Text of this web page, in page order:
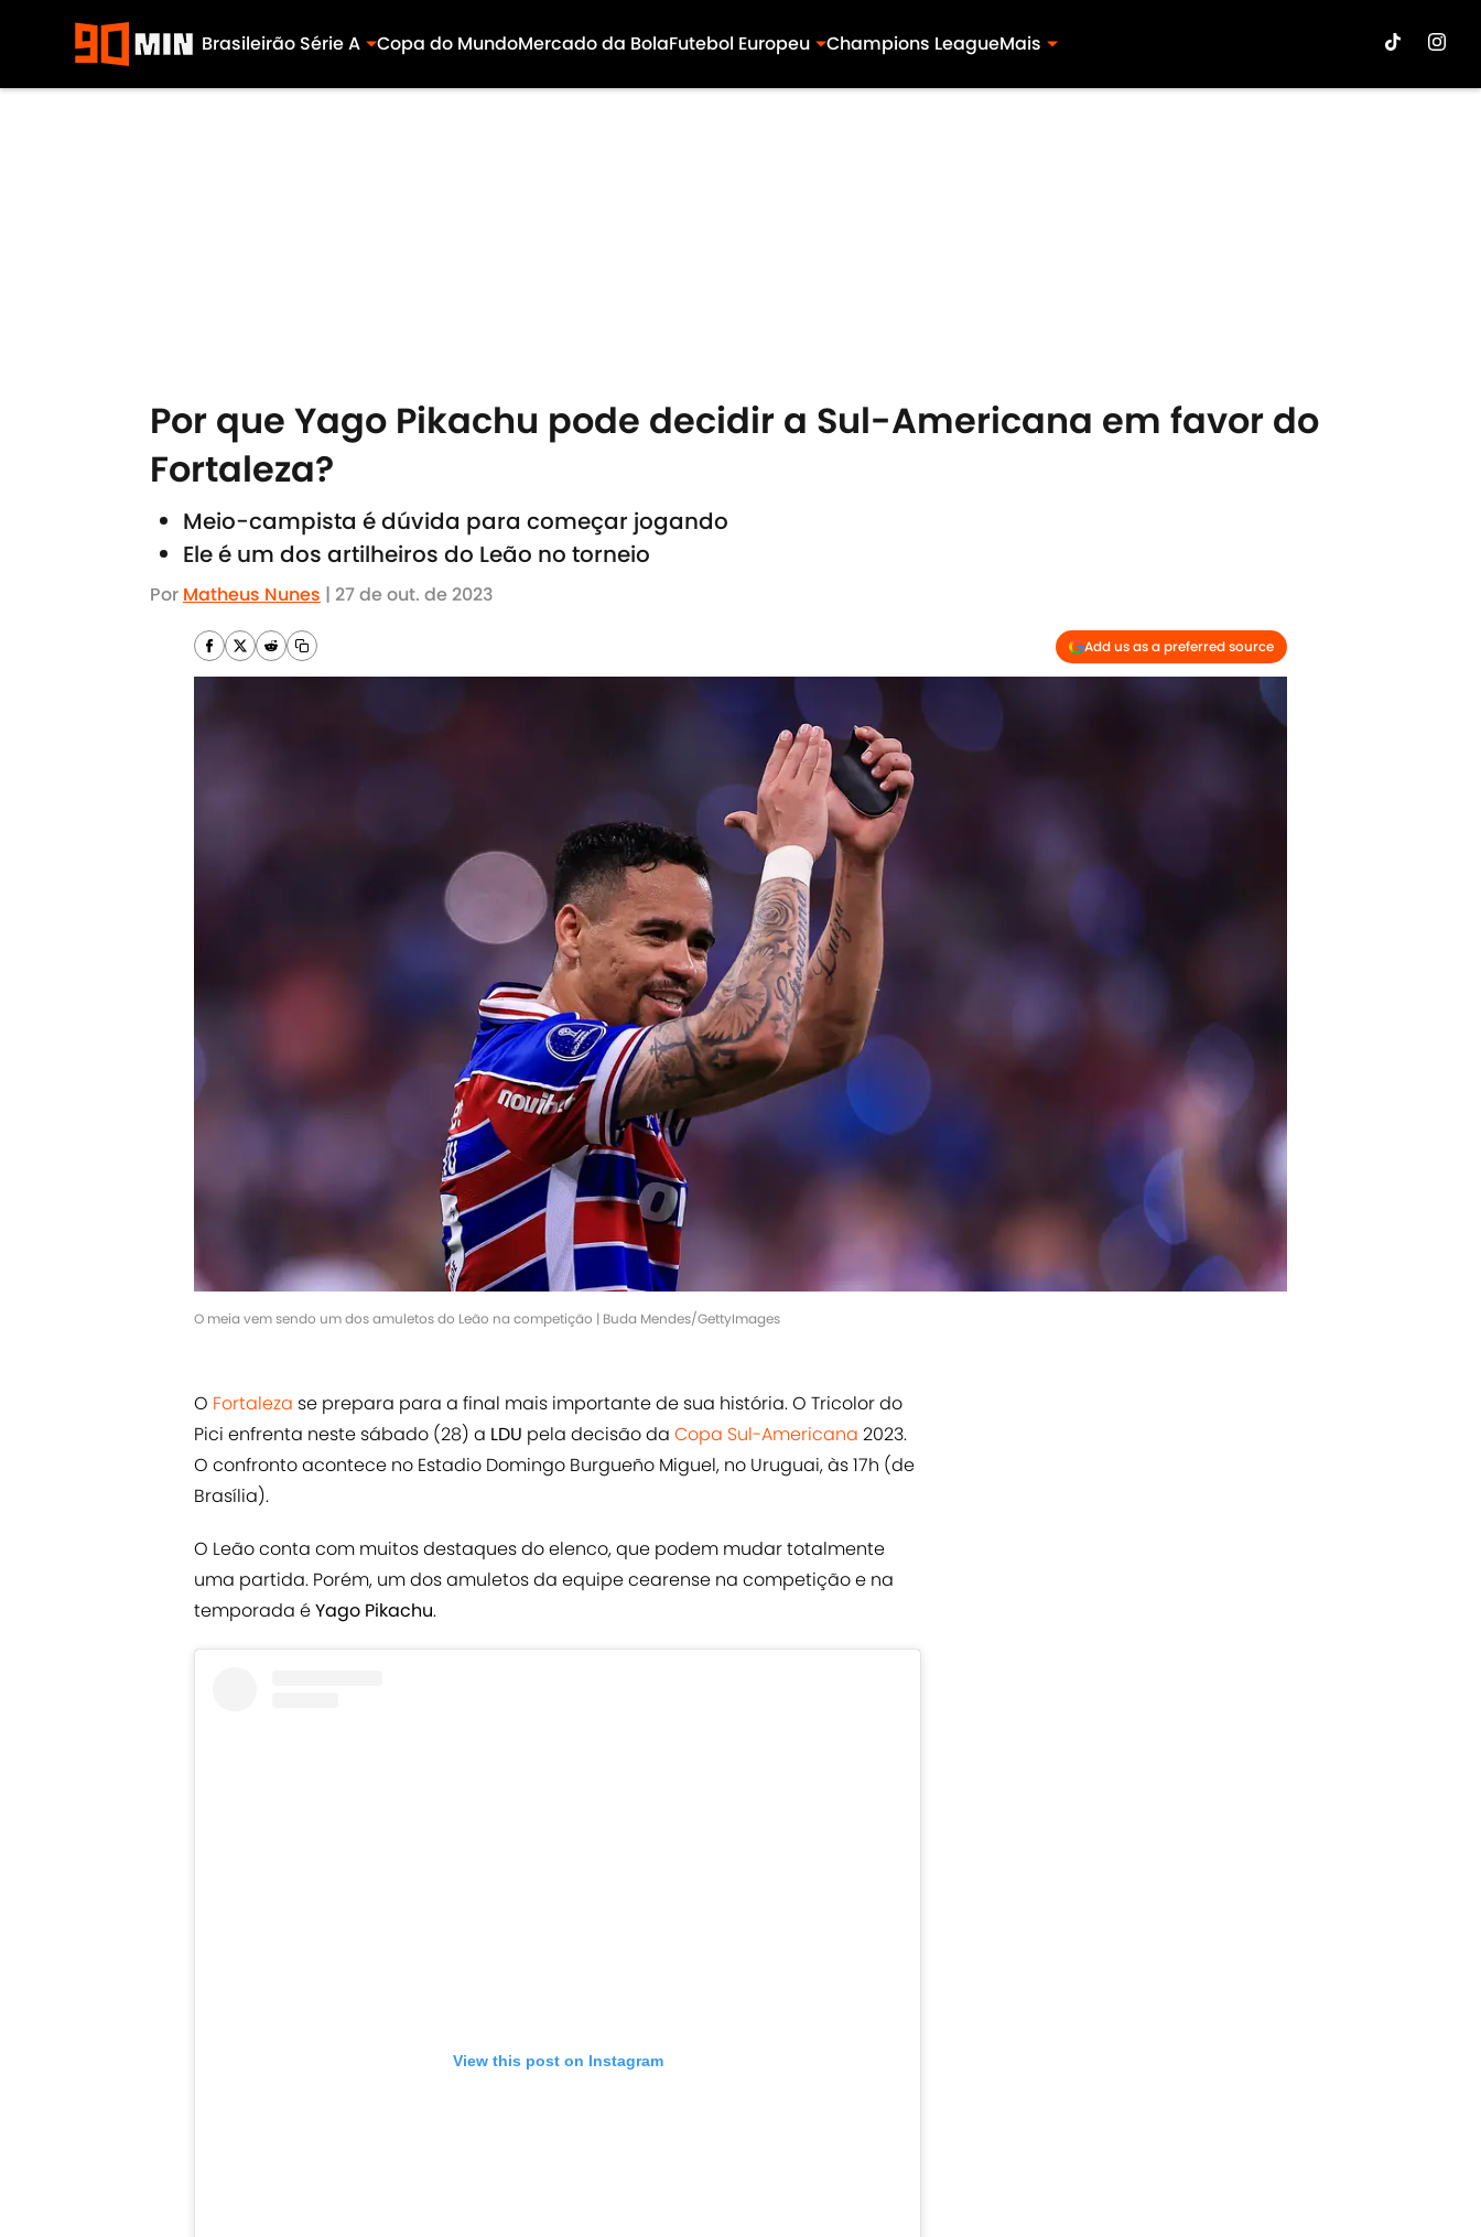
Brasileirão Série A Copa do MundoMercado da BolaFutebol Europeu Champions LeagueMais
Por que Yago Pikachu pode decidir a Sul-Americana em favor do
Fortaleza?
Meio-campista é dúvida para começar jogando
Ele é um dos artilheiros do Leão no torneio
Por Matheus Nunes | 27 de out. de 2023
Add us as a preferred source
O meia vem sendo um dos amuletos do Leão na competição | Buda Mendes/GettyImages
O Fortaleza se prepara para a final mais importante de sua história. O Tricolor do
Pici enfrenta neste sábado (28) a LDU pela decisão da Copa Sul-Americana 2023.
O confronto acontece no Estadio Domingo Burgueño Miguel, no Uruguai, às 17h (de
Brasília).
O Leão conta com muitos destaques do elenco, que podem mudar totalmente
uma partida. Porém, um dos amuletos da equipe cearense na competição e na
temporada éYago Pikachu.
View this post on Instagram